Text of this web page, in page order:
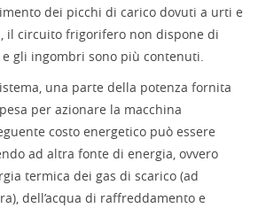
dei picchi di carico dovuti a urti e
il circuito frigorifero non dispone di
gli ingombri sono più contenuti.
una parte della potenza fornita
per azionare la macchina
costo energetico può essere
ad altra fonte di energia, ovvero
termica dei gas di scarico (ad
dell’acqua di raffreddamento e